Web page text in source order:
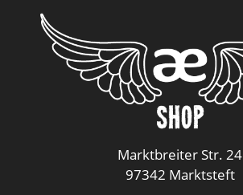
Marktbreiter Str. 24
97342 Marktsteft